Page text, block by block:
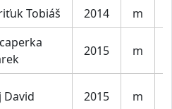
Tobiáš 2014 m
2015 m
David 2015 m